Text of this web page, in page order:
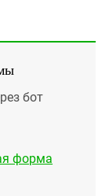
бот
форма